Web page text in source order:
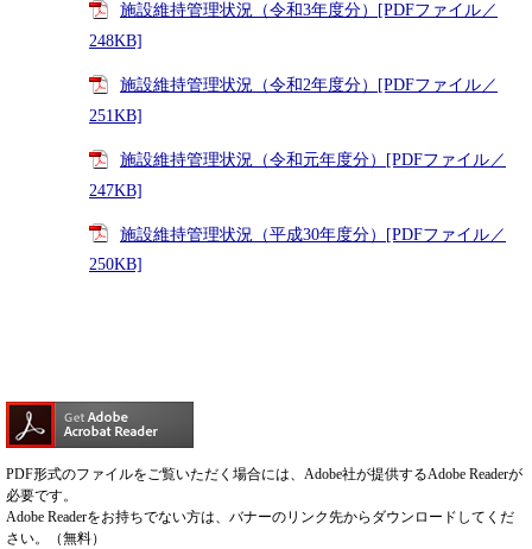
施設維持管理状況（令和3年度分）[PDFファイル／
248KB]
施設維持管理状況（令和2年度分）[PDFファイル／
251KB]
施設維持管理状況（令和元年度分）[PDFファイル／
247KB]
施設維持管理状況（平成30年度分）[PDFファイル／
250KB]
PDF形式のファイルをご覧いただく場合には、Adobe社が提供するAdobe Readerが
必要です。
Adobe Readerをお持ちでない方は、バナーのリンク先からダウンロードしてくだ
さい。（無料）